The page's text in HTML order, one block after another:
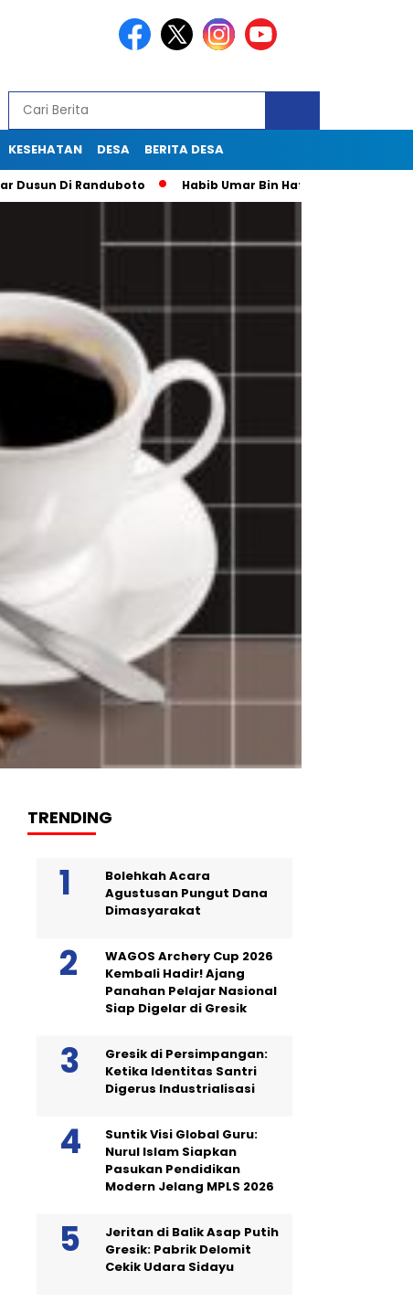
KESEHATAN DESA BERITA DESA
Randuboto Habib Umar Bin Hafidz Ingatkan Warga Gresik
TRENDING
Bolehkah Acara
Agustusan Pungut Dana
Dimasyarakat
WAGOS Archery Cup 2026
Kembali Hadir! Ajang
Panahan Pelajar Nasional
Siap Digelar di Gresik
Gresik di Persimpangan:
Ketika Identitas Santri
Digerus Industrialisasi
Suntik Visi Global Guru:
Nurul Islam Siapkan
Pasukan Pendidikan
Modern Jelang MPLS 2026
Jeritan di Balik Asap Putih
Gresik: Pabrik Delomit
Cekik Udara Sidayu